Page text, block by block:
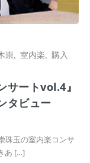
崇 室内楽
購入
サートvol.4』
タビュー
珠玉の室内楽コンサ
あ […]